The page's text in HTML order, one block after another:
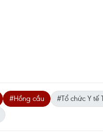
#Hồng cầu #Tổ chức Y tế